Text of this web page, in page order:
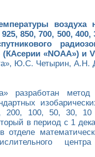
воздуха
850, 700, 500, 400,
«NOAA») и
Ю.С. Четырин, А.Н.
метод
200, 100, 50, 30,
в период с 1